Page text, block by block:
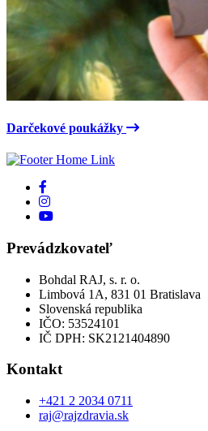
Darčekové poukážky
Prevádzkovateľ
Bohdal RAJ, s. r. o.
Limbová 1A, 831 01 Bratislava
Slovenská republika
IČO: 53524101
IČ DPH: SK2121404890
Kontakt
+421 2 2034 0711
raj@rajzdravia.sk